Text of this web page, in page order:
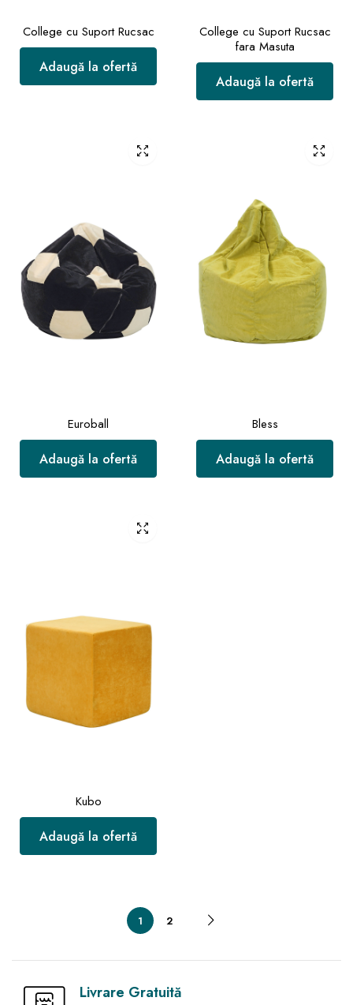
College cu Suport Rucsac
Adaugă la ofertă
College cu Suport Rucsac
fara Masuta
Adaugă la ofertă
Euroball
Adaugă la ofertă
Bless
Adaugă la ofertă
Kubo
Adaugă la ofertă
1 2
Livrare Gratuită